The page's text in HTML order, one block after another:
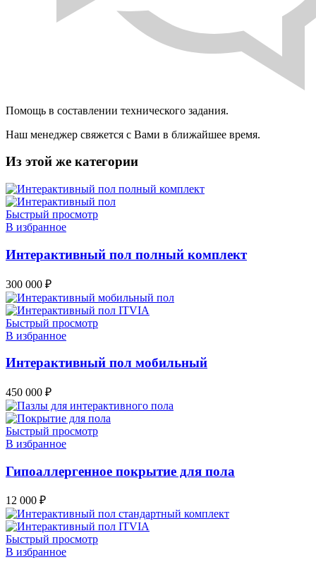
Помощь в составлении технического задания.
Наш менеджер свяжется с Вами в ближайшее время.
Из этой же категории
Быстрый просмотр
В избранное
Интерактивный пол полный комплект
300 000 ₽
Быстрый просмотр
В избранное
Интерактивный пол мобильный
450 000 ₽
Быстрый просмотр
В избранное
Гипоаллергенное покрытие для пола
12 000 ₽
Быстрый просмотр
В избранное